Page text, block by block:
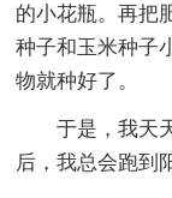
的小花瓶。再把
种子和玉米种子
物就种好了。
于是，我天
后，我总会跑到